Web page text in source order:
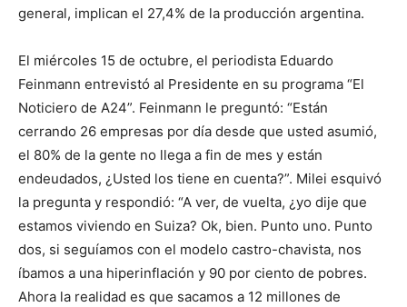
general, implican el 27,4% de la producción argentina.
El miércoles 15 de octubre, el periodista Eduardo
Feinmann entrevistó al Presidente en su programa “El
Noticiero de A24”. Feinmann le preguntó: “Están
cerrando 26 empresas por día desde que usted asumió,
el 80% de la gente no llega a fin de mes y están
endeudados, ¿Usted los tiene en cuenta?”. Milei esquivó
la pregunta y respondió: “A ver, de vuelta, ¿yo dije que
estamos viviendo en Suiza? Ok, bien. Punto uno. Punto
dos, si seguíamos con el modelo castro-chavista, nos
íbamos a una hiperinflación y 90 por ciento de pobres.
Ahora la realidad es que sacamos a 12 millones de